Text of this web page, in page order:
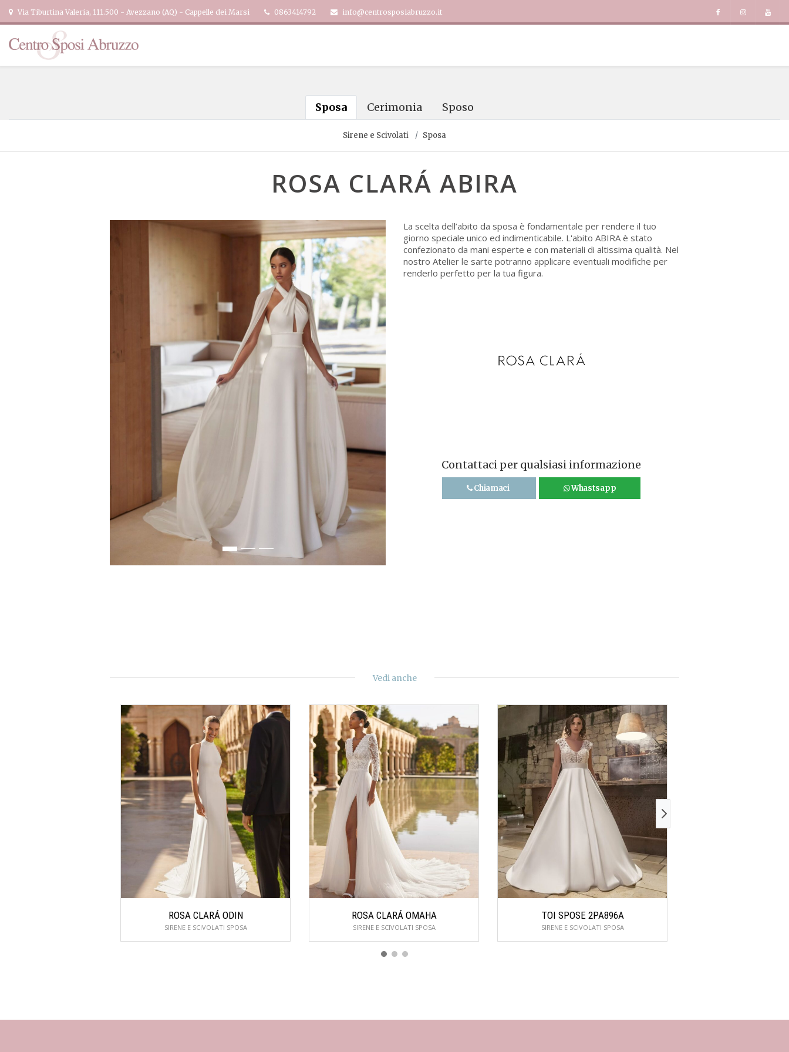
Via Tiburtina Valeria, 111.500 - Avezzano (AQ) - Cappelle dei Marsi 0863414792 info@centrosposiabruzzo.it
Sposa Cerimonia Sposo
Sirene e Scivolati Sposa
ROSA CLARÁ ABIRA
La scelta dell’abito da sposa è fondamentale per rendere il tuo
giorno speciale unico ed indimenticabile. L'abito ABIRA è stato
confezionato da mani esperte e con materiali di altissima qualità. Nel
nostro Atelier le sarte potranno applicare eventuali modifiche per
renderlo perfetto per la tua figura.
Contattaci per qualsiasi informazione
Chiamaci Whastsapp
Vedi anche
ROSA CLARÁ ODIN
SIRENE E SCIVOLATI SPOSA
ROSA CLARÁ OMAHA
SIRENE E SCIVOLATI SPOSA
TOI SPOSE 2PA896A
SIRENE E SCIVOLATI SPOSA